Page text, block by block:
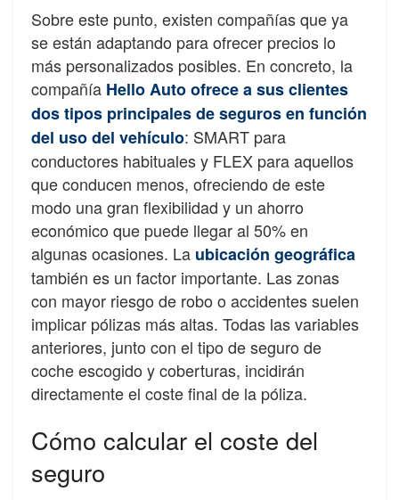
Sobre este punto, existen compañías que ya
se están adaptando para ofrecer precios lo
más personalizados posibles. En concreto, la
compañía Hello Auto ofrece a sus clientes
dos tipos principales de seguros en función
del uso del vehículo: SMART para
conductores habituales y FLEX para aquellos
que conducen menos, ofreciendo de este
modo una gran flexibilidad y un ahorro
económico que puede llegar al 50% en
algunas ocasiones. La ubicación geográfica
también es un factor importante. Las zonas
con mayor riesgo de robo o accidentes suelen
implicar pólizas más altas. Todas las variables
anteriores, junto con el tipo de seguro de
coche escogido y coberturas, incidirán
directamente el coste final de la póliza.
Cómo calcular el coste del
seguro